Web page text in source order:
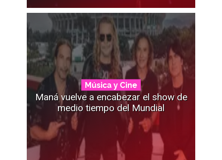
Música y Cine
Maná vuelve a encabezar el show de
medio tiempo del Mundial